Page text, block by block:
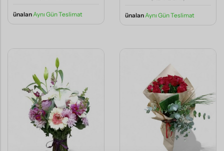
ünalan Aynı Gün Teslimat ünalanAynı Gün Teslimat